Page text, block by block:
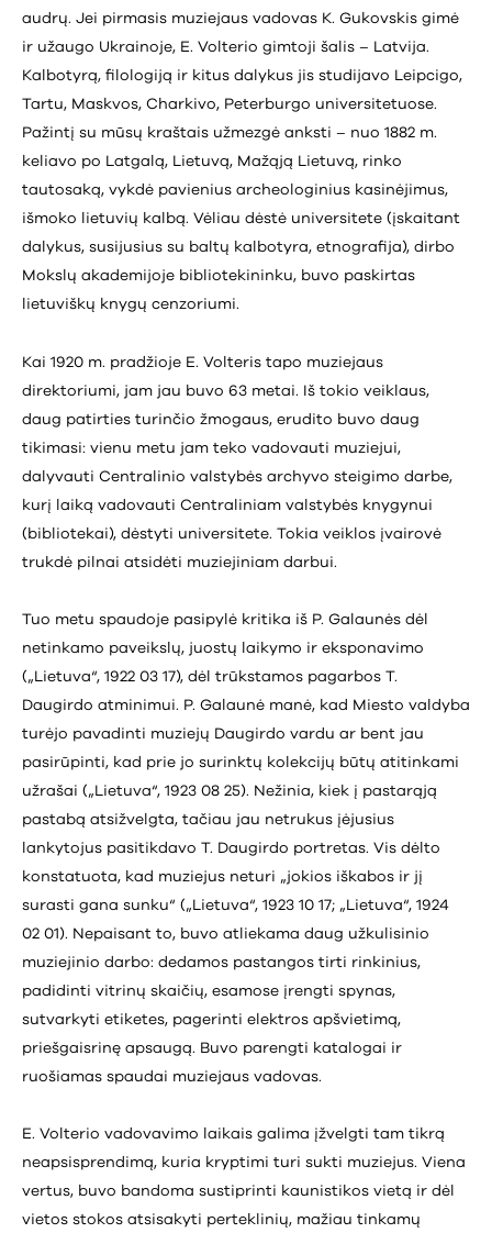
audrų. Jei pirmasis muziejaus vadovas K. Gukovskis gimė
ir užaugo Ukrainoje, E. Volterio gimtoji šalis – Latvija.
Kalbotyrą, filologiją ir kitus dalykus jis studijavo Leipcigo,
Tartu, Maskvos, Charkivo, Peterburgo universitetuose.
Pažintį su mūsų kraštais užmezgė anksti – nuo 1882 m.
keliavo po Latgalą, Lietuvą, Mažąją Lietuvą, rinko
tautosaką, vykdė pavienius archeologinius kasinėjimus,
išmoko lietuvių kalbą. Vėliau dėstė universitete (įskaitant
dalykus, susijusius su baltų kalbotyra, etnografija), dirbo
Mokslų akademijoje bibliotekininku, buvo paskirtas
lietuviškų knygų cenzoriumi.
Kai 1920 m. pradžioje E. Volteris tapo muziejaus
direktoriumi, jam jau buvo 63 metai. Iš tokio veiklaus,
daug patirties turinčio žmogaus, erudito buvo daug
tikimasi: vienu metu jam teko vadovauti muziejui,
dalyvauti Centralinio valstybės archyvo steigimo darbe,
kurį laiką vadovauti Centraliniam valstybės knygynui
(bibliotekai), dėstyti universitete. Tokia veiklos įvairovė
trukdė pilnai atsidėti muziejiniam darbui.
Tuo metu spaudoje pasipylė kritika iš P. Galaunės dėl
netinkamo paveikslų, juostų laikymo ir eksponavimo
(„Lietuva“, 1922 03 17), dėl trūkstamos pagarbos T.
Daugirdo atminimui. P. Galaunė manė, kad Miesto valdyba
turėjo pavadinti muziejų Daugirdo vardu ar bent jau
pasirūpinti, kad prie jo surinktų kolekcijų būtų atitinkami
užrašai („Lietuva“, 1923 08 25). Nežinia, kiek į pastarąją
pastabą atsižvelgta, tačiau jau netrukus įėjusius
lankytojus pasitikdavo T. Daugirdo portretas. Vis dėlto
konstatuota, kad muziejus neturi „jokios iškabos ir jį
surasti gana sunku“ („Lietuva“, 1923 10 17; „Lietuva“, 1924
02 01). Nepaisant to, buvo atliekama daug užkulisinio
muziejinio darbo: dedamos pastangos tirti rinkinius,
padidinti vitrinų skaičių, esamose įrengti spynas,
sutvarkyti etiketes, pagerinti elektros apšvietimą,
priešgaisrinę apsaugą. Buvo parengti katalogai ir
ruošiamas spaudai muziejaus vadovas.
E. Volterio vadovavimo laikais galima įžvelgti tam tikrą
neapsisprendimą, kuria kryptimi turi sukti muziejus. Viena
vertus, buvo bandoma sustiprinti kaunistikos vietą ir dėl
vietos stokos atsisakyti perteklinių, mažiau tinkamų